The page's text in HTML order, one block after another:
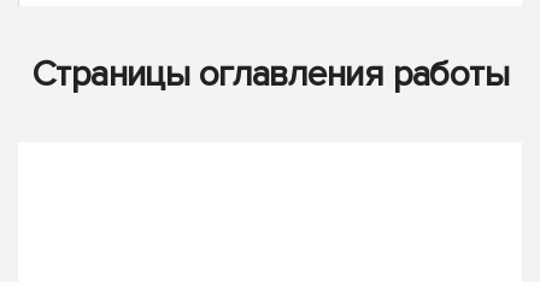
Страницы оглавления работы